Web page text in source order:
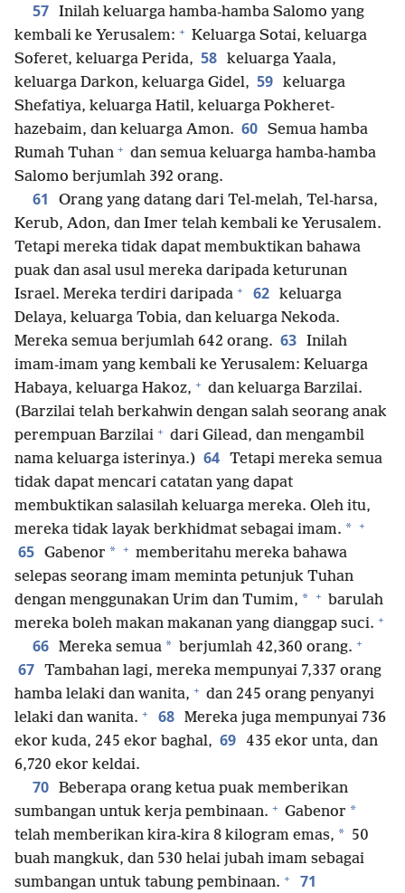
57 Inilah keluarga hamba-hamba Salomo yang
kembali ke Yerusalem: + Keluarga Sotai, keluarga
Soferet, keluarga Perida, 58 keluarga Yaala,
keluarga Darkon, keluarga Gidel, 59 keluarga
Shefatiya, keluarga Hatil, keluarga Pokheret-
hazebaim, dan keluarga Amon. 60 Semua hamba
Rumah Tuhan + dan semua keluarga hamba-hamba
Salomo berjumlah 392 orang.
61
Orang yang datang dari Tel-melah, Tel-harsa,
Kerub, Adon, dan Imer telah kembali ke Yerusalem.
Tetapi mereka tidak dapat membuktikan bahawa
puak dan asal usul mereka daripada keturunan
Israel. Mereka terdiri daripada + 62 keluarga
Delaya, keluarga Tobia, dan keluarga Nekoda.
Mereka semua berjumlah 642 orang. 63 Inilah
imam-imam yang kembali ke Yerusalem: Keluarga
Habaya, keluarga Hakoz, + dan keluarga Barzilai.
(Barzilai telah berkahwin dengan salah seorang anak
perempuan Barzilai + dari Gilead, dan mengambil
nama keluarga isterinya.) 64 Tetapi mereka semua
tidak dapat mencari catatan yang dapat
membuktikan salasilah keluarga mereka. Oleh itu,
mereka tidak layak berkhidmat sebagai imam. * +
65 Gabenor * + memberitahu mereka bahawa
selepas seorang imam meminta petunjuk Tuhan
dengan menggunakan Urim dan Tumim, * + barulah
mereka boleh makan makanan yang dianggap suci. +
66 Mereka semua * berjumlah 42,360 orang. +
67 Tambahan lagi, mereka mempunyai 7,337 orang
hamba lelaki dan wanita, + dan 245 orang penyanyi
lelaki dan wanita. + 68 Mereka juga mempunyai 736
ekor kuda, 245 ekor baghal, 69
435 ekor unta, dan
6,720 ekor keldai.
70 Beberapa orang ketua puak memberikan
sumbangan untuk kerja pembinaan. + Gabenor *
telah memberikan kira-kira 8 kilogram emas, * 50
buah mangkuk, dan 530 helai jubah imam sebagai
sumbangan untuk tabung pembinaan. + 71